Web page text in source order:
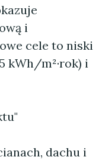
i
cele to niski
kWh/m²·rok) i
dachu i